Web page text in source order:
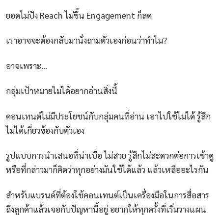
ยอดไม่ปัง Reach ไม่ขึ้น Engagement ก็ลด
เราอาจจะต้องกลับมานั่งถามตัวเองก่อนว่าทำไม?
อาจเพราะ…
กลุ่มเป้าหมายไม่ได้อยากอ่านสิ่งนี้
คอนเทนต์ไม่มีประโยชน์กับกลุ่มคนที่อ่าน เอาไปใช้ไม่ได้ รู้สึก
ไม่ได้เกี่ยวข้องกับตัวเอง
รูปแบบการนำเสนอที่น่าเบื่อ ไม่สวย รู้สึกไม่สะดวกต่อการเข้าดู
หรือที่กล่าวมาก็คิดว่าทุกอย่างมันใช้ได้แล้ว แล้วเหลืออะไรกัน
สำหรับแบรนด์ที่ต้องใช้คอนเทนต์เป็นเครื่องมือในการสื่อสาร
ถึงลูกค้าแล้วเจอกับปัญหานี้อยู่ อยากให้ทุกครั้งที่เริ่มวางแผน